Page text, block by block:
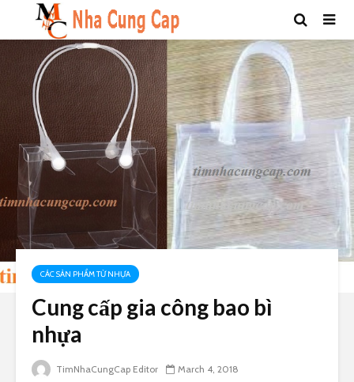
CÁC SẢN PHẨM TỪ NHỰA
Cung cấp gia công bao bì
nhựa
TimNhaCungCap Editor
March 4, 2018